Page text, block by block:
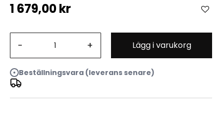
1 679,00 kr
- + Lägg i varukorg
Beställningsvara (leverans senare)
Bregeut Br.765 Sahara - Military freighter version of